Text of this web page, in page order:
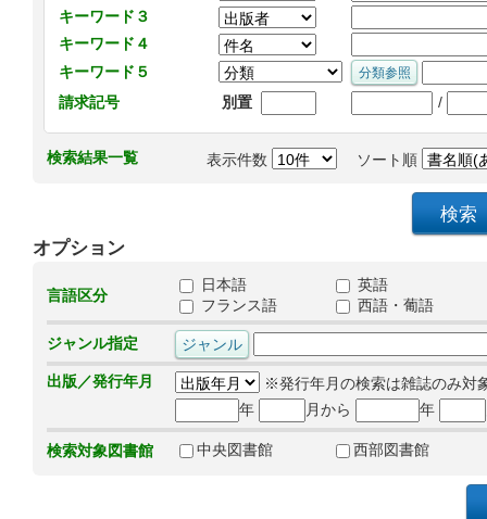
キーワード３
キーワード４
キーワード５
請求記号
別置 /
検索結果一覧 表示件数 ソート順
オプション
言語区分
日本語
英語
フランス語
西語・葡語
ジャンル指定
出版／発行年月
※発行年月の検索は雑誌のみ対
年
月から 年
検索対象図書館 中央図書館 西部図書館